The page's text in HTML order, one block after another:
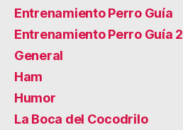
Entrenamiento Perro Guía
Entrenamiento Perro Guía 2
General
Ham
Humor
La Boca del Cocodrilo